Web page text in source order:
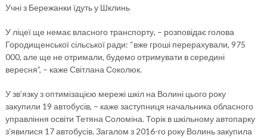
Учні з Бережанки їдуть у Шклинь
У ліцеї ще немає власного транспорту, – розповідає голова
Городищенської сільської ради: “вже гроші перерахували, 975
000, але ще не отримали, будемо отримувати в середині
вересня”, – каже Світлана Соколюк.
У зв’язку з оптимізацією мережі шкіл на Волині цього року
закупили 19 автобусів, – каже заступниця начальника обласного
управління освіти Тетяна Соломіна. Торік в шкільному автопарку
з’явилися 17 автобусів. Загалом з 2016-го року Волинь закупила